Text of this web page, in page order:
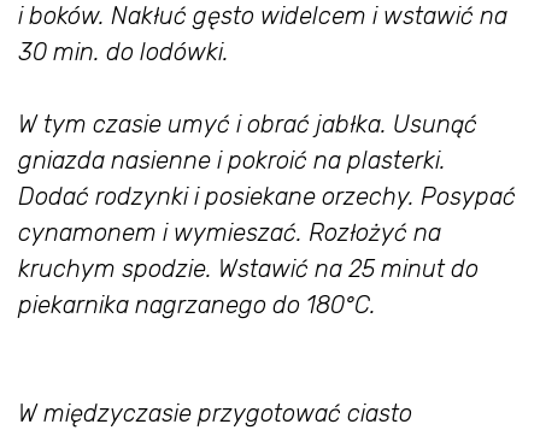
i boków. Nakłuć gęsto widelcem i wstawić na
30 min. do lodówki.
W tym czasie umyć i obrać jabłka. Usunąć
gniazda nasienne i pokroić na plasterki.
Dodać rodzynki i posiekane orzechy. Posypać
cynamonem i wymieszać. Rozłożyć na
kruchym spodzie. Wstawić na 25 minut do
piekarnika nagrzanego do 180°C.
W międzyczasie przygotować ciasto